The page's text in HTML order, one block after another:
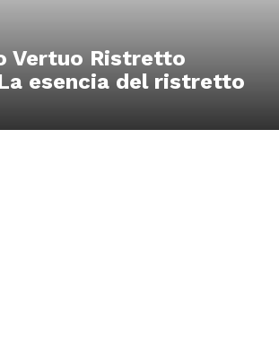
Vertuo Ristretto
esencia del ristretto